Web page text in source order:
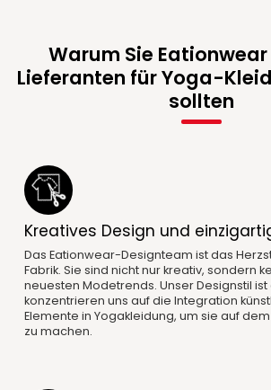
Warum Sie
Lieferanten für Yoga-
sollten
Kreatives Design und
Das Eationwear-Designteam ist das
Fabrik. Sie sind nicht nur kreativ, sondern
neuesten Modetrends. Unser Designstil
konzentrieren uns auf die Integration
Elemente in Yogakleidung, um sie auf
zu machen.